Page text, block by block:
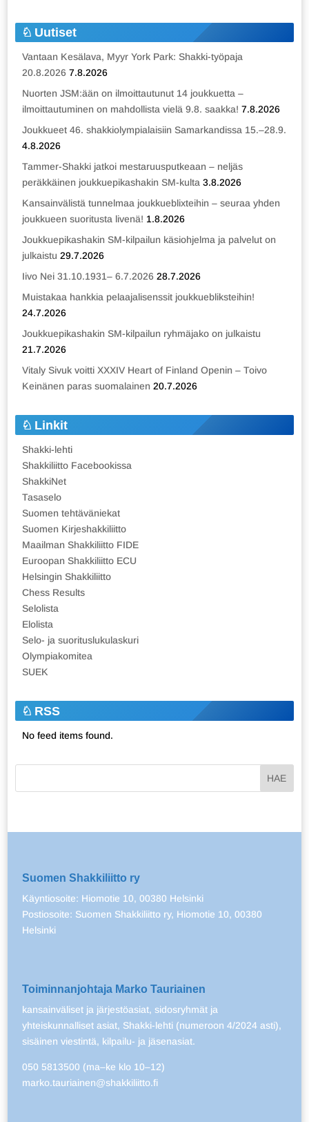
Uutiset
Vantaan Kesälava, Myyr York Park: Shakki-työpaja
20.8.2026 7.8.2026
Nuorten JSM:ään on ilmoittautunut 14 joukkuetta –
ilmoittautuminen on mahdollista vielä 9.8. saakka! 7.8.2026
Joukkueet 46. shakkiolympialaisiin Samarkandissa 15.–28.9.
4.8.2026
Tammer-Shakki jatkoi mestaruusputkeaan – neljäs
peräkkäinen joukkuepikashakin SM-kulta 3.8.2026
Kansainvälistä tunnelmaa joukkueblixteihin – seuraa yhden
joukkueen suoritusta livenä! 1.8.2026
Joukkuepikashakin SM-kilpailun käsiohjelma ja palvelut on
julkaistu 29.7.2026
Iivo Nei 31.10.1931– 6.7.2026 28.7.2026
Muistakaa hankkia pelaajalisenssit joukkuebliksteihin!
24.7.2026
Joukkuepikashakin SM-kilpailun ryhmäjako on julkaistu
21.7.2026
Vitaly Sivuk voitti XXXIV Heart of Finland Openin – Toivo
Keinänen paras suomalainen 20.7.2026
Linkit
Shakki-lehti
Shakkiliitto Facebookissa
ShakkiNet
Tasaselo
Suomen tehtäväniekat
Suomen Kirjeshakkiliitto
Maailman Shakkiliitto FIDE
Euroopan Shakkiliitto ECU
Helsingin Shakkiliitto
Chess Results
Selolista
Elolista
Selo- ja suorituslukulaskuri
Olympiakomitea
SUEK
RSS
No feed items found.
Suomen Shakkiliitto ry
Käyntiosoite: Hiomotie 10, 00380 Helsinki
Postiosoite: Suomen Shakkiliitto ry, Hiomotie 10, 00380
Helsinki
Toiminnanjohtaja Marko Tauriainen
kansainväliset ja järjestöasiat, sidosryhmät ja
yhteiskunnalliset asiat, Shakki-lehti (numeroon 4/2024 asti),
sisäinen viestintä, kilpailu- ja jäsenasiat.
050 5813500 (ma–ke klo 10–12)
marko.tauriainen@shakkiliitto.fi